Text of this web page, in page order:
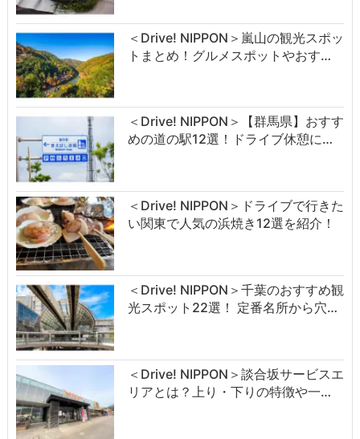
＜Drive! NIPPON＞嵐山の観光スポッ
トまとめ！グルメスポットやおす…
＜Drive! NIPPON＞【群馬県】おすす
めの道の駅12選！ドライブ休憩に…
＜Drive! NIPPON＞ドライブで行きた
い関東で人気の浜焼き12選を紹介！
＜Drive! NIPPON＞千葉のおすすめ観
光スポット22選！ 定番名所から穴…
＜Drive! NIPPON＞談合坂サービスエ
リアとは？上り・下りの特徴や一…